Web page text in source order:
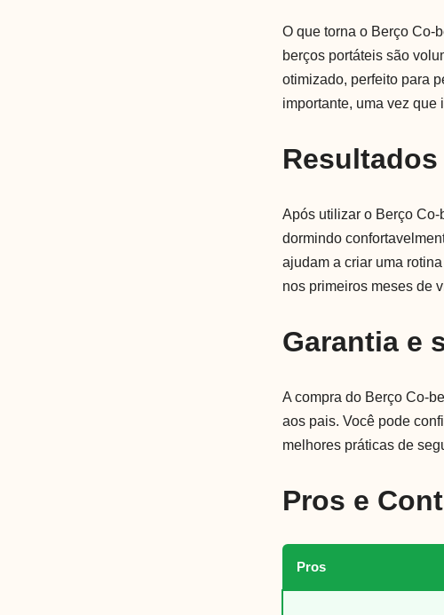
O que torna o Berço Co-
berços portáteis são
otimizado, perfeito para
importante, uma vez
Após utilizar o Berço
dormindo
ajudam a criar uma
nos primeiros meses de
Garantia e
A compra do Berço Co-
aos pais. Você pode
melhores práticas de
Pros e
Pros